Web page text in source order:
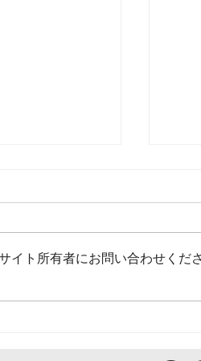
省人口と計画
[中
イト所有者にお問い合わせくださ